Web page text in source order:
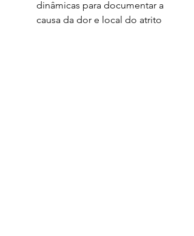
dinâmicas para documentar a
causa da dor e local do atrito